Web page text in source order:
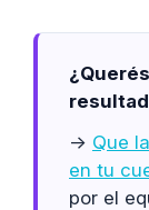
→ Que
en tu
por el